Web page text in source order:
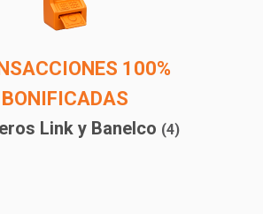
100%
BONIFICADAS
Link y Banelco (4)